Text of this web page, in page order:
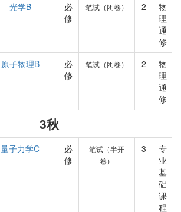
光学B
必
修
笔试（闭卷） 2
物
理
通
修
原子物理B
必
修
笔试（闭卷） 2
物
理
通
修
3秋
量子力学C
必
修
笔试（半开
卷）
3
专
业
基
础
课
程